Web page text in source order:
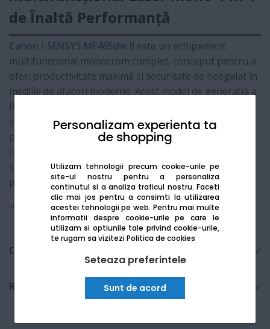
Personalizam experienta ta
de shopping
Utilizam tehnologii precum cookie-urile pe
site-ul nostru pentru a personaliza
continutul si a analiza traficul nostru. Faceti
clic mai jos pentru a consimti la utilizarea
acestei tehnologii pe web. Pentru mai multe
informatii despre cookie-urile pe care le
utilizam si optiunile tale privind cookie-urile,
te rugam sa viziteziPolitica de cookies
Seteaza preferintele
Sunt de acord
de Înaltă Performanță
Canon i-SENSYS MF465dw II este un echipament
multifuncțional monocrom complet, conceput pentru a
oferi productivitate maximă și securitate de neegalat în
mediile de afaceri moderne. Acest model de generația a
II-a integrează funcțiile de imprimare, scanare, copiere
și fax, remarcându-se prin viteza excepțională de 40
ppm și scanarea duplex dintr-o singură trecere. Cu o
conectivitate cloud îmbunătățită și protocoale de
securitate actualizate, MF465dw II este soluția ideală
pentru fluxuri de lucru complexe și sigure.
Vezi mai mult
Detalii tehnice
Recenzii